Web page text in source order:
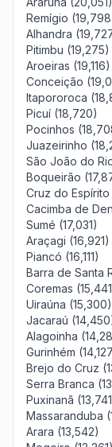
Remígio
Alhandra
Pitimbu (19,275)
Aroeiras (19,116)
Conceição
Itapororoca
Picuí (18,720)
Pocinhos
Juazeirinho
São João do
Boqueirão
Cruz do Espírito
Cacimba de
Sumé (17,031)
Araçagi (16,921)
Piancó (16,111)
Barra de Santa
Coremas
Uiraúna (15,300)
Jacaraú
Alagoinha
Gurinhém
Brejo do Cruz
Serra Branca
Puxinanã
Massaranduba
Arara (13,542)